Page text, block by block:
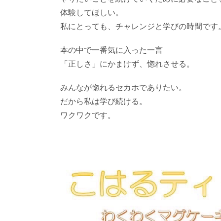
体験してほしい。
私にとっても、チャレンジと学びの時間です
本の中で一番気に入った一言
「正しさ」にかまけず、惚れさせる。
みんなが惚れるセカホでありたい。
だから私は学び続ける。
ワクワクです。